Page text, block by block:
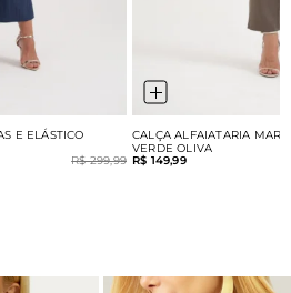
E ELÁSTICO
R$ 299,99
CALÇA ALFAIATARIA
VERDE OLIVA
R$ 149,99